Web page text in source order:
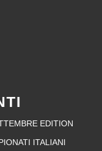
EDITION
ITALIANI